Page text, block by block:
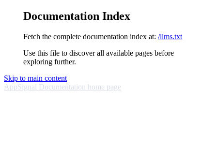
Documentation Index
Fetch the complete documentation index at: /llms.txt
Use this file to discover all available pages before
exploring further.
Skip to main content
AppSignal Documentation home page